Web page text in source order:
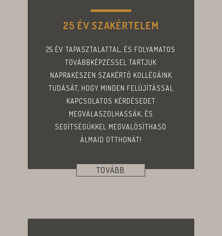
25 ÉV SZAKÉRTELEM
25 ÉV TAPASZTALATTAL, ÉS FOLYAMATOS
TOVÁBBKÉPZÉSSEL TARTJUK
NAPRAKÉSZEN SZAKÉRTŐ KOLLÉGÁINK
TUDÁSÁT, HOGY MINDEN FELÚJÍTÁSSAL
KAPCSOLATOS KÉRDÉSEDET
MEGVÁLASZOLHASSÁK, ÉS
SEGÍTSÉGÜKKEL MEGVALÓSÍTHASD
ÁLMAID OTTHONÁT!
TOVÁBB